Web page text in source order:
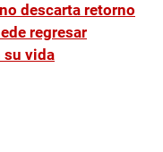
descarta retorno
regresar
su vida